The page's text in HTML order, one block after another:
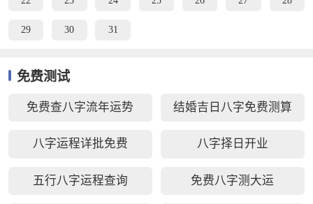
29 30 31
免费测试
免费查八字流年运势 结婚吉日八字免费测算
八字运程详批免费 八字择日开业
五行八字运程查询 免费八字测大运